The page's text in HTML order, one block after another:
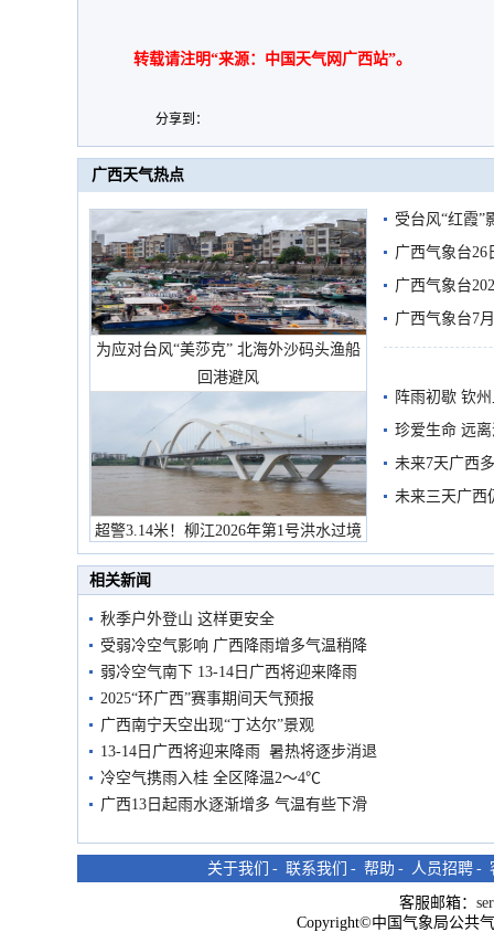
转载请注明“来源：中国天气网广西站”。
分享到：
广西天气热点
为应对台风“美莎克” 北海外沙码头渔船
回港避风
超警3.14米！柳江2026年第1号洪水过境
市民在堤岸见证汛况
受台风“红霞”
有较强降雨
广西气象台26
广西气象台
预警
广西气象台7
阵雨初歇 钦
珍爱生命 远
未来7天广西
未来三天广西
相关新闻
秋季户外登山 这样更安全
受弱冷空气影响 广西降雨增多气温稍降
弱冷空气南下 13-14日广西将迎来降雨
2025“环广西”赛事期间天气预报
广西南宁天空出现“丁达尔”景观
13-14日广西将迎来降雨 暑热将逐步消退
冷空气携雨入桂 全区降温2～4℃
广西13日起雨水逐渐增多 气温有些下滑
关于我们 - 联系我们 - 帮助 - 人员招聘 -
客服邮箱：
Copyright©中国气象局公共